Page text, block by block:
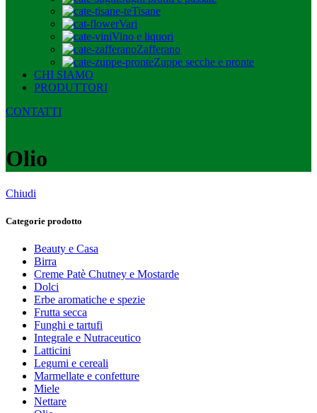
Tisane
Vari
Vino e liquori
Zafferano
Zuppe secche e pronte
CHI SIAMO
PRODUTTORI
CONTATTI
Olio
Chiudi
Categorie prodotto
Beauty e Casa
Birra
Creme Patè Chutney e Mostarde
Dolci
Erbe aromatiche e spezie
Frutta secca
Funghi e tartufi
Integrale e Nutraceutico
Latticini
Legumi e cereali
Marmellate e confetture
Miele
Nettare